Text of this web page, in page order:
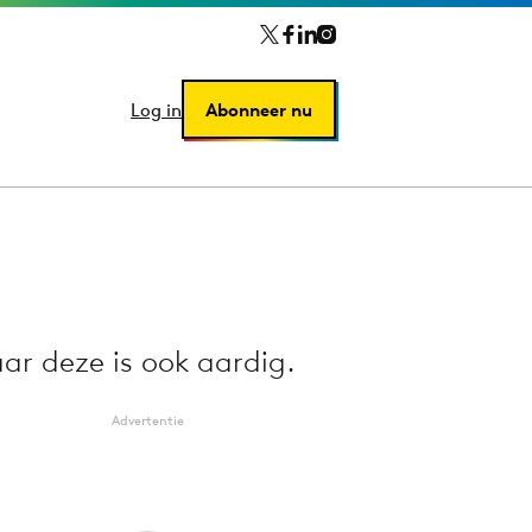
Log in Abonneer nu
Log in Abonneer nu
deze is ook aardig.
Advertentie